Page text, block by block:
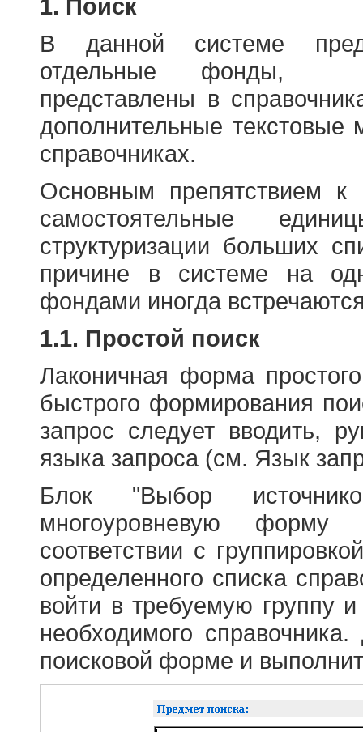
1. Поиск
В данной системе
отдельные фонды,
представлены в
дополнительные
справочниках.
Основным препятствием
самостоятельные
структуризации больших
причине в системе на
фондами иногда
1.1. Простой поиск
Лаконичная форма
быстрого формирования
запрос следует вводить,
языка запроса (см. Язык
Блок "Выбор
многоуровневую форму
соответствии с
определенного списка
войти в требуемую группу и
необходимого
поисковой форме и